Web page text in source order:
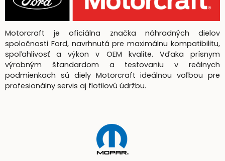
Motorcraft je oficiálna značka náhradných dielov
spoločnosti Ford, navrhnutá pre maximálnu kompatibilitu,
spoľahlivosť a výkon v OEM kvalite. Vďaka prísnym
výrobným štandardom a testovaniu v reálnych
podmienkach sú diely Motorcraft ideálnou voľbou pre
profesionálny servis aj flotilovú údržbu.